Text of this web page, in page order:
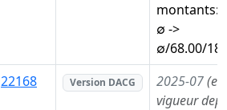
montants:
∅ ->
∅/68.00/
22168 Version DACG 2025-07(en
vigueur